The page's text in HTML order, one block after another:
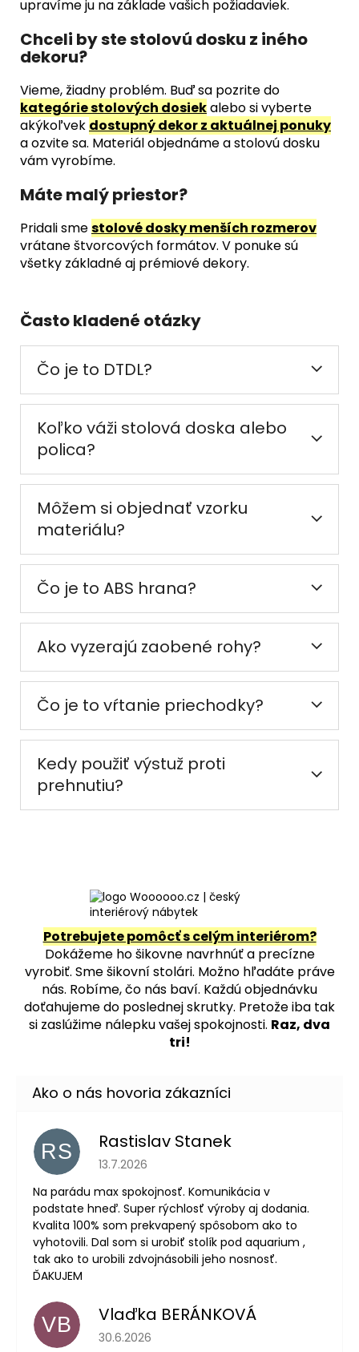
upravíme ju na základe vašich požiadaviek.
Chceli by ste stolovú dosku z iného
dekoru?
Vieme, žiadny problém. Buď sa pozrite do
kategórie stolových dosiekalebo si vyberte
akýkoľvek dostupný dekor z aktuálnej ponuky
a ozvite sa. Materiál objednáme a stolovú dosku
vám vyrobíme.
Máte malý priestor?
Pridali smestolové dosky menších rozmerov
vrátane štvorcových formátov. V ponuke sú
všetky základné aj prémiové dekory.
Často kladené otázky
Čo je to DTDL?
Koľko váži stolová doska alebo
polica?
Môžem si objednať vzorku
materiálu?
Čo je to ABS hrana?
Ako vyzerajú zaobené rohy?
Čo je to vŕtanie priechodky?
Kedy použiť výstuž proti
prehnutiu?
Potrebujete pomôcť s celým interiérom?
Dokážeme ho šikovne navrhnúť a precízne
vyrobiť. Sme šikovní stolári. Možno hľadáte práve
nás. Robíme, čo nás baví. Každú objednávku
doťahujeme do poslednej skrutky. Pretože iba tak
si zaslúžime nálepku vašej spokojnosti. Raz, dva
tri!
RS Rastislav Stanek
Hodnotenie obchodu je 5 z 5 hviezdičiek.
13.7.2026
Na parádu max spokojnosť. Komunikácia v
podstate hneď. Super rýchlosť výroby aj dodania.
Kvalita 100% som prekvapený spôsobom ako to
vyhotovili. Dal som si urobiť stolík pod aquarium ,
tak ako to urobili zdvojnásobili jeho nosnosť.
ĎAKUJEM
VB Vlaďka BERÁNKOVÁ
Hodnotenie obchodu je 5 z 5 hviezdičiek.
30.6.2026